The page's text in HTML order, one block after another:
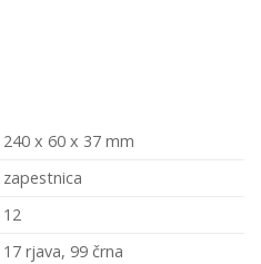
240 x 60 x 37 mm
zapestnica
12
17 rjava, 99 črna